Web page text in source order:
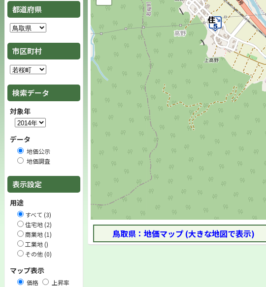
都道府県
市区町村
検索データ
対象年
データ
地価公示
地価調査
表示設定
用途
すべて (3)
住宅地 (2)
商業地 (1)
工業地 ()
その他 (0)
マップ表示
価格 上昇率
鳥取県：地価マップ (大きな地図で表示)